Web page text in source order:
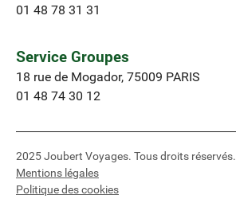
01 48 78 31 31
Service Groupes
18 rue de Mogador, 75009 PARIS
01 48 74 30 12
2025 Joubert Voyages. Tous droits réservés.
Mentions légales
Politique des cookies